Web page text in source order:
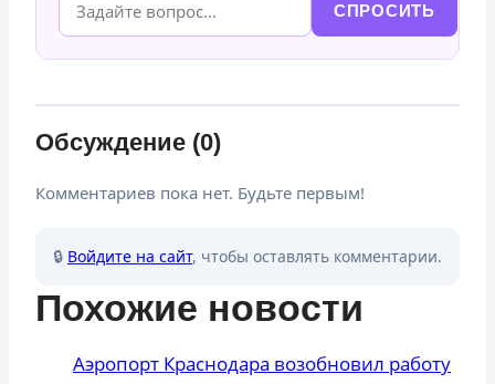
СПРОСИТЬ
Обсуждение (0)
Комментариев пока нет. Будьте первым!
🔒 Войдите на сайт, чтобы оставлять комментарии.
Похожие новости
Аэропорт Краснодара возобновил работу